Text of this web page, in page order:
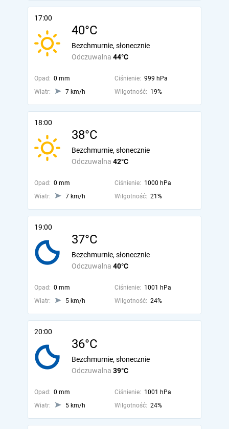
17:00
40°C
Odczuwalna 44°C
Bezchmurnie, słonecznie
Opad: 0 mm Ciśnienie: 999 hPa
Wiatr:
7 km/h Wilgotność: 19%
18:00
38°C
Odczuwalna 42°C
Bezchmurnie, słonecznie
Opad: 0 mm Ciśnienie: 1000 hPa
Wiatr:
7 km/h Wilgotność: 21%
19:00
37°C
Odczuwalna 40°C
Bezchmurnie, słonecznie
Opad: 0 mm Ciśnienie: 1001 hPa
Wiatr:
5 km/h Wilgotność: 24%
20:00
36°C
Odczuwalna 39°C
Bezchmurnie, słonecznie
Opad: 0 mm Ciśnienie: 1001 hPa
Wiatr:
5 km/h Wilgotność: 24%